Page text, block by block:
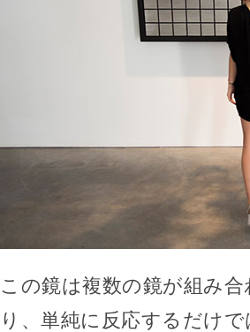
この鏡は複数の鏡が組み
り、単純に反応するだけ